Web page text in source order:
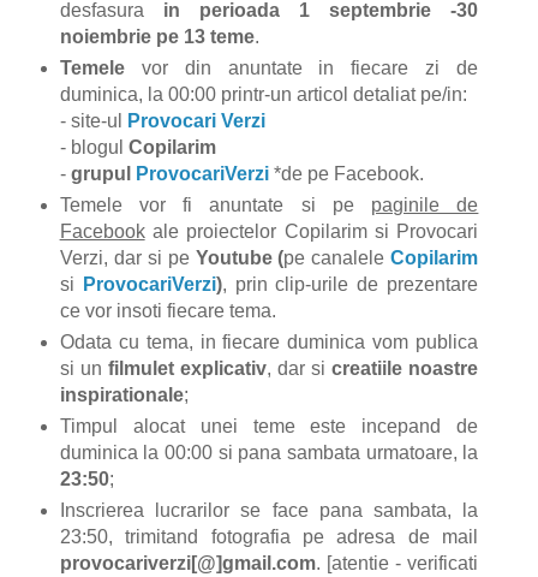
desfasura in perioada 1 septembrie -30
noiembrie pe 13 teme.
Temelevor din anuntate in fiecare zi de
duminica, la 00:00 printr-un articol detaliat pe/in:
- site-ul
Provocari Verzi
- blogul Copilarim
- grupul ProvocariVerzi*de pe Facebook.
Temele vor fi anuntate si pe paginile de
Facebookale proiectelor Copilarim si Provocari
Verzi, dar si pe Youtube (pe canalele Copilarim
si
ProvocariVerzi), prin clip-urile de prezentare
ce vor insoti fiecare tema.
Odata cu tema, in fiecare duminica vom publica
si un filmulet explicativ, dar sicreatiile noastre
inspirationale;
Timpul alocat unei teme este incepand de
duminica la 00:00 si pana sambata urmatoare, la
23:50;
Inscrierea lucrarilor se face pana sambata, la
23:50, trimitand fotografia pe adresa de mail
provocariverzi[@]gmail.com. [atentie - verificati